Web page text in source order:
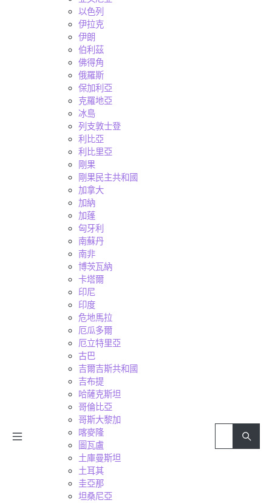
以色列
伊拉克
伊朗
伯利茲
佛得角
俄羅斯
保加利亞
克羅地亞
冰島
列支敦士登
利比亞
利比里亞
剛果
剛果民主共和國
加拿大
加納
加蓬
匈牙利
南蘇丹
南非
博茨瓦納
卡塔爾
印尼
印度
危地馬拉
厄瓜多爾
厄立特里亞
古巴
吉爾吉斯共和國
吉布提
哈薩克斯坦
哥倫比亞
哥斯大黎加
喀麥隆
圖瓦盧
土庫曼斯坦
土耳其
圭亞那
坦桑尼亞